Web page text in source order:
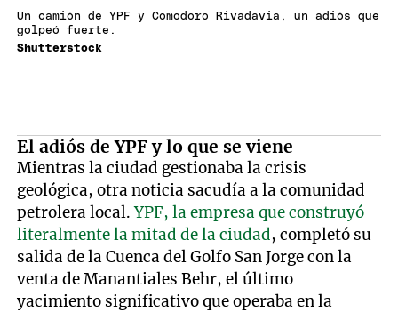
Un camión de YPF y Comodoro Rivadavia, un adiós que
golpeó fuerte.
Shutterstock
El adiós de YPF y lo que se viene
Mientras la ciudad gestionaba la crisis
geológica, otra noticia sacudía a la comunidad
petrolera local.YPF, la empresa que construyó
literalmente la mitad de la ciudad, completó su
salida de la Cuenca del Golfo San Jorge con la
venta de Manantiales Behr, el último
yacimiento significativo que operaba en la